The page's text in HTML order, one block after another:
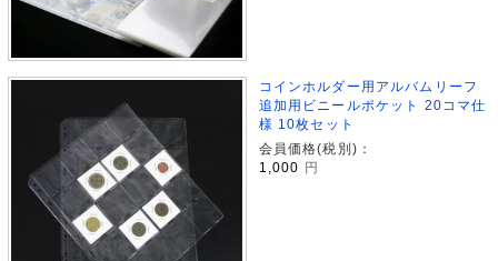
コインホルダー用アルバムリーフ
追加用ビニールポケット 20コマ仕
様 10枚セット
会員価格(税別)：
1,000 円